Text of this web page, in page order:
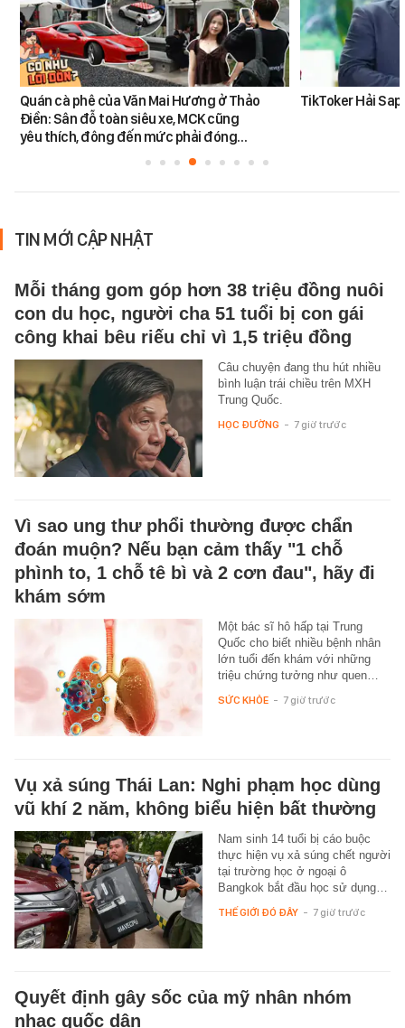
Quán cà phê của Văn Mai Hương ở Thảo
Điền: Sân đỗ toàn siêu xe, MCK cũng
yêu thích, đông đến mức phải đóng…
TikToker Hải
TIN MỚI CẬP NHẬT
Mỗi tháng gom góp hơn 38 triệu đồng nuôi
con du học, người cha 51 tuổi bị con gái
công khai bêu riếu chỉ vì 1,5 triệu đồng
Câu chuyện đang thu hút nhiều
bình luận trái chiều trên MXH
Trung Quốc.
HỌC ĐƯỜNG - 7 giờ trước
Vì sao ung thư phổi thường được chẩn
đoán muộn? Nếu bạn cảm thấy "1 chỗ
phình to, 1 chỗ tê bì và 2 cơn đau", hãy đi
khám sớm
Một bác sĩ hô hấp tại Trung
Quốc cho biết nhiều bệnh nhân
lớn tuổi đến khám với những
triệu chứng tưởng như quen…
SỨC KHỎE - 7 giờ trước
Vụ xả súng Thái Lan: Nghi phạm học dùng
vũ khí 2 năm, không biểu hiện bất thường
Nam sinh 14 tuổi bị cáo buộc
thực hiện vụ xả súng chết người
tại trường học ở ngoại ô
Bangkok bắt đầu học sử dụng…
THẾ GIỚI ĐÓ ĐÂY - 7 giờ trước
Quyết định gây sốc của mỹ nhân nhóm
nhạc quốc dân